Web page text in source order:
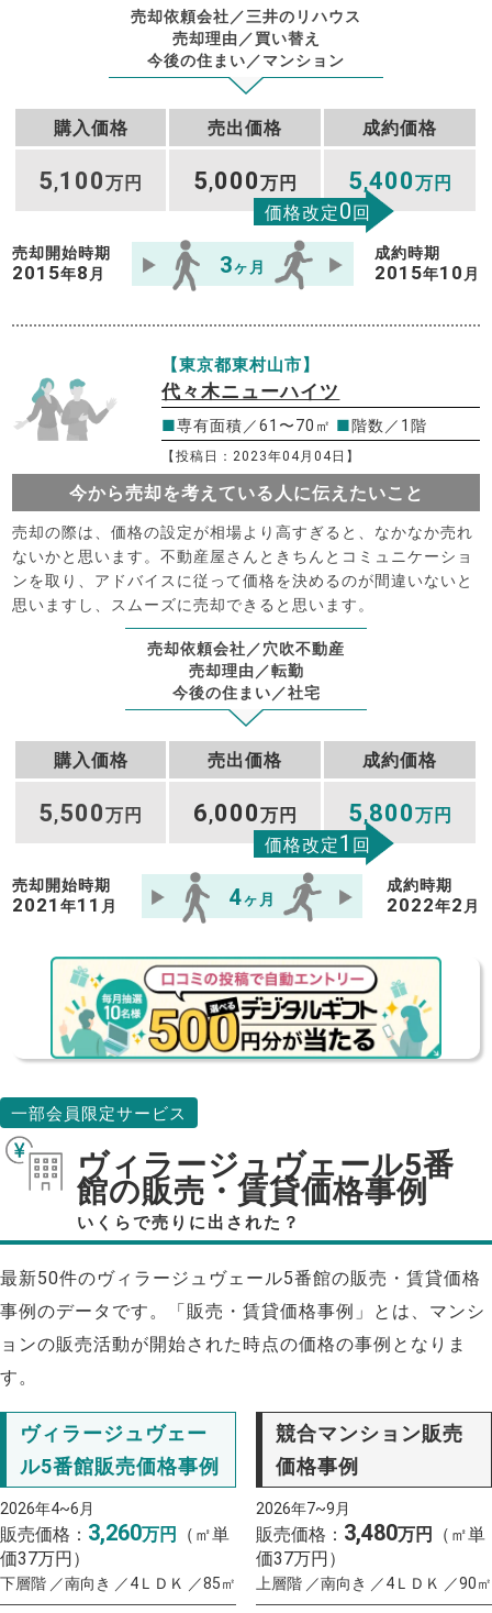
売却依頼会社／三井のリハウス
売却理由／買い替え
今後の住まい／マンション
購入価格 売出価格 成約価格
5,100万円 5,000万円 5,400万円
価格改定0回
売却開始時期
2015年8 月 3ヶ月
成約時期
2015年10 月
【東京都東村山市】
代々木ニューハイツ
■専有面積／61〜70㎡ ■階数／1階
【投稿日：2023年04月04日】
今から売却を考えている人に伝えたいこと
売却の際は、価格の設定が相場より高すぎると、なかなか売れ
ないかと思います。不動産屋さんときちんとコミュニケーショ
ンを取り、アドバイスに従って価格を決めるのが間違いないと
思いますし、スムーズに売却できると思います。
売却依頼会社／穴吹不動産
売却理由／転勤
今後の住まい／社宅
購入価格 売出価格 成約価格
5,500万円 6,000万円 5,800万円
価格改定1 回
売却開始時期
2021年11 月 4ヶ月
成約時期
2022年2 月
一部会員限定サービス
ヴィラージュヴェール5番
館の販売・賃貸価格事例
いくらで売りに出された？
最新50件のヴィラージュヴェール5番館の販売・賃貸価格
事例のデータです。「販売・賃貸価格事例」とは、マンシ
ョンの販売活動が開始された時点の価格の事例となりま
す。
ヴィラージュヴェー
ル5番館販売価格事例
2026年4~6月
販売価格： 3,260万円
（㎡単
価37万円）
下層階 ／南向き ／4ＬＤＫ ／85㎡
競合マンション販売
価格事例
2026年7~9月
販売価格： 3,480万円
（㎡単
価37万円）
上層階 ／南向き ／4ＬＤＫ ／90㎡